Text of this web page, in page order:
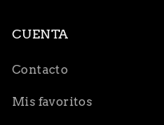
CUENTA
Contacto
Mis favoritos